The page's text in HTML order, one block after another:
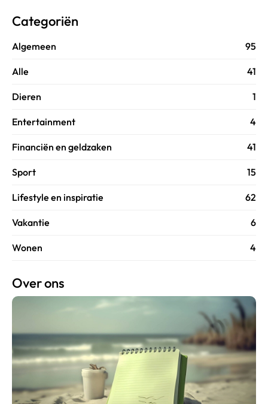
Categoriën
Algemeen 95
Alle 41
Dieren 1
Entertainment 4
Financiën en geldzaken 41
Sport 15
Lifestyle en inspiratie 62
Vakantie 6
Wonen 4
Over ons